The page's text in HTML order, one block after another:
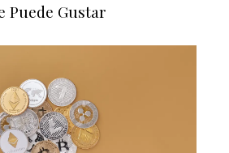
Puede Gustar